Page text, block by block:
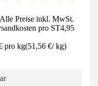
Preise inkl. MwSt.
pro ST4,95
pro kg(51,56 €/ kg)